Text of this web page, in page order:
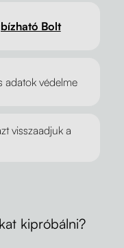
Bolt
adatok védelme
visszaadjuk a
kipróbálni?